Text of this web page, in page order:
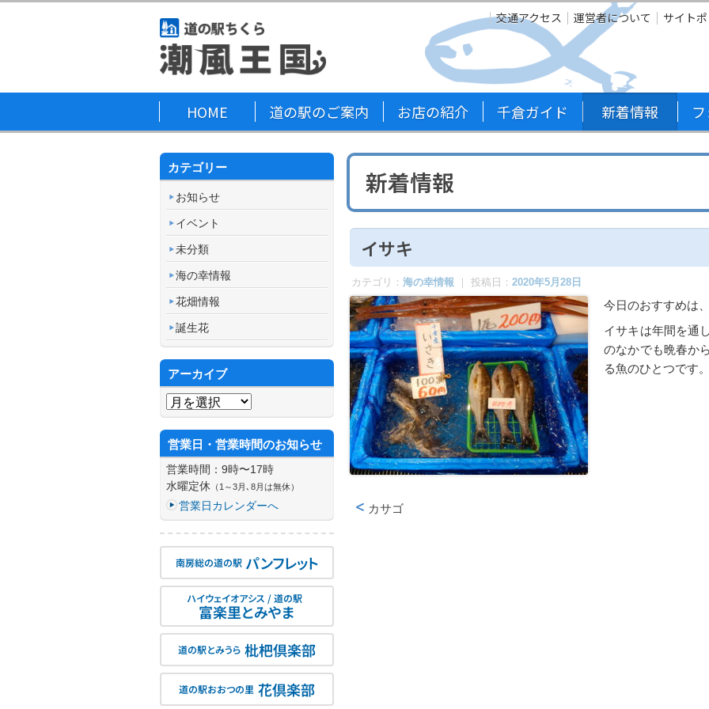
交通アクセス 運営者について サイト
HOME 道の駅のご案内 お店の紹介 千倉ガイド 新着情報
新着情報
イサキ
カテゴリ： 海の幸情報 ｜ 投稿日： 2020年5月28日
今日のおすすめは
イサキは年間を通
のなかでも晩春か
る魚のひとつです。
カサゴ
カテゴリー
お知らせ
イベント
未分類
海の幸情報
花畑情報
誕生花
アーカイブ
アーカイブ
営業日・営業時間のお知らせ
営業時間：9時〜17時
水曜定休 （1～3月､8月は無休）
営業日カレンダーへ
南房総の道の駅 パンフレット
ハイウェイオアシス / 道の駅
富楽里とみやま
道の駅とみうら 枇杷倶楽部
道の駅おおつの里 花倶楽部